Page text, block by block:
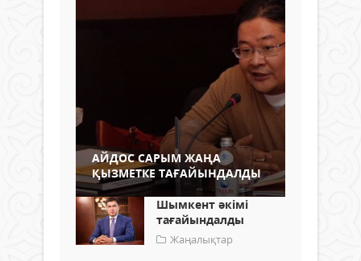
АЙДОС САРЫМ ЖАҢА
ҚЫЗМЕТКЕ ТАҒАЙЫНДАЛДЫ
Шымкент әкімі
тағайындалды
Жаңалықтар